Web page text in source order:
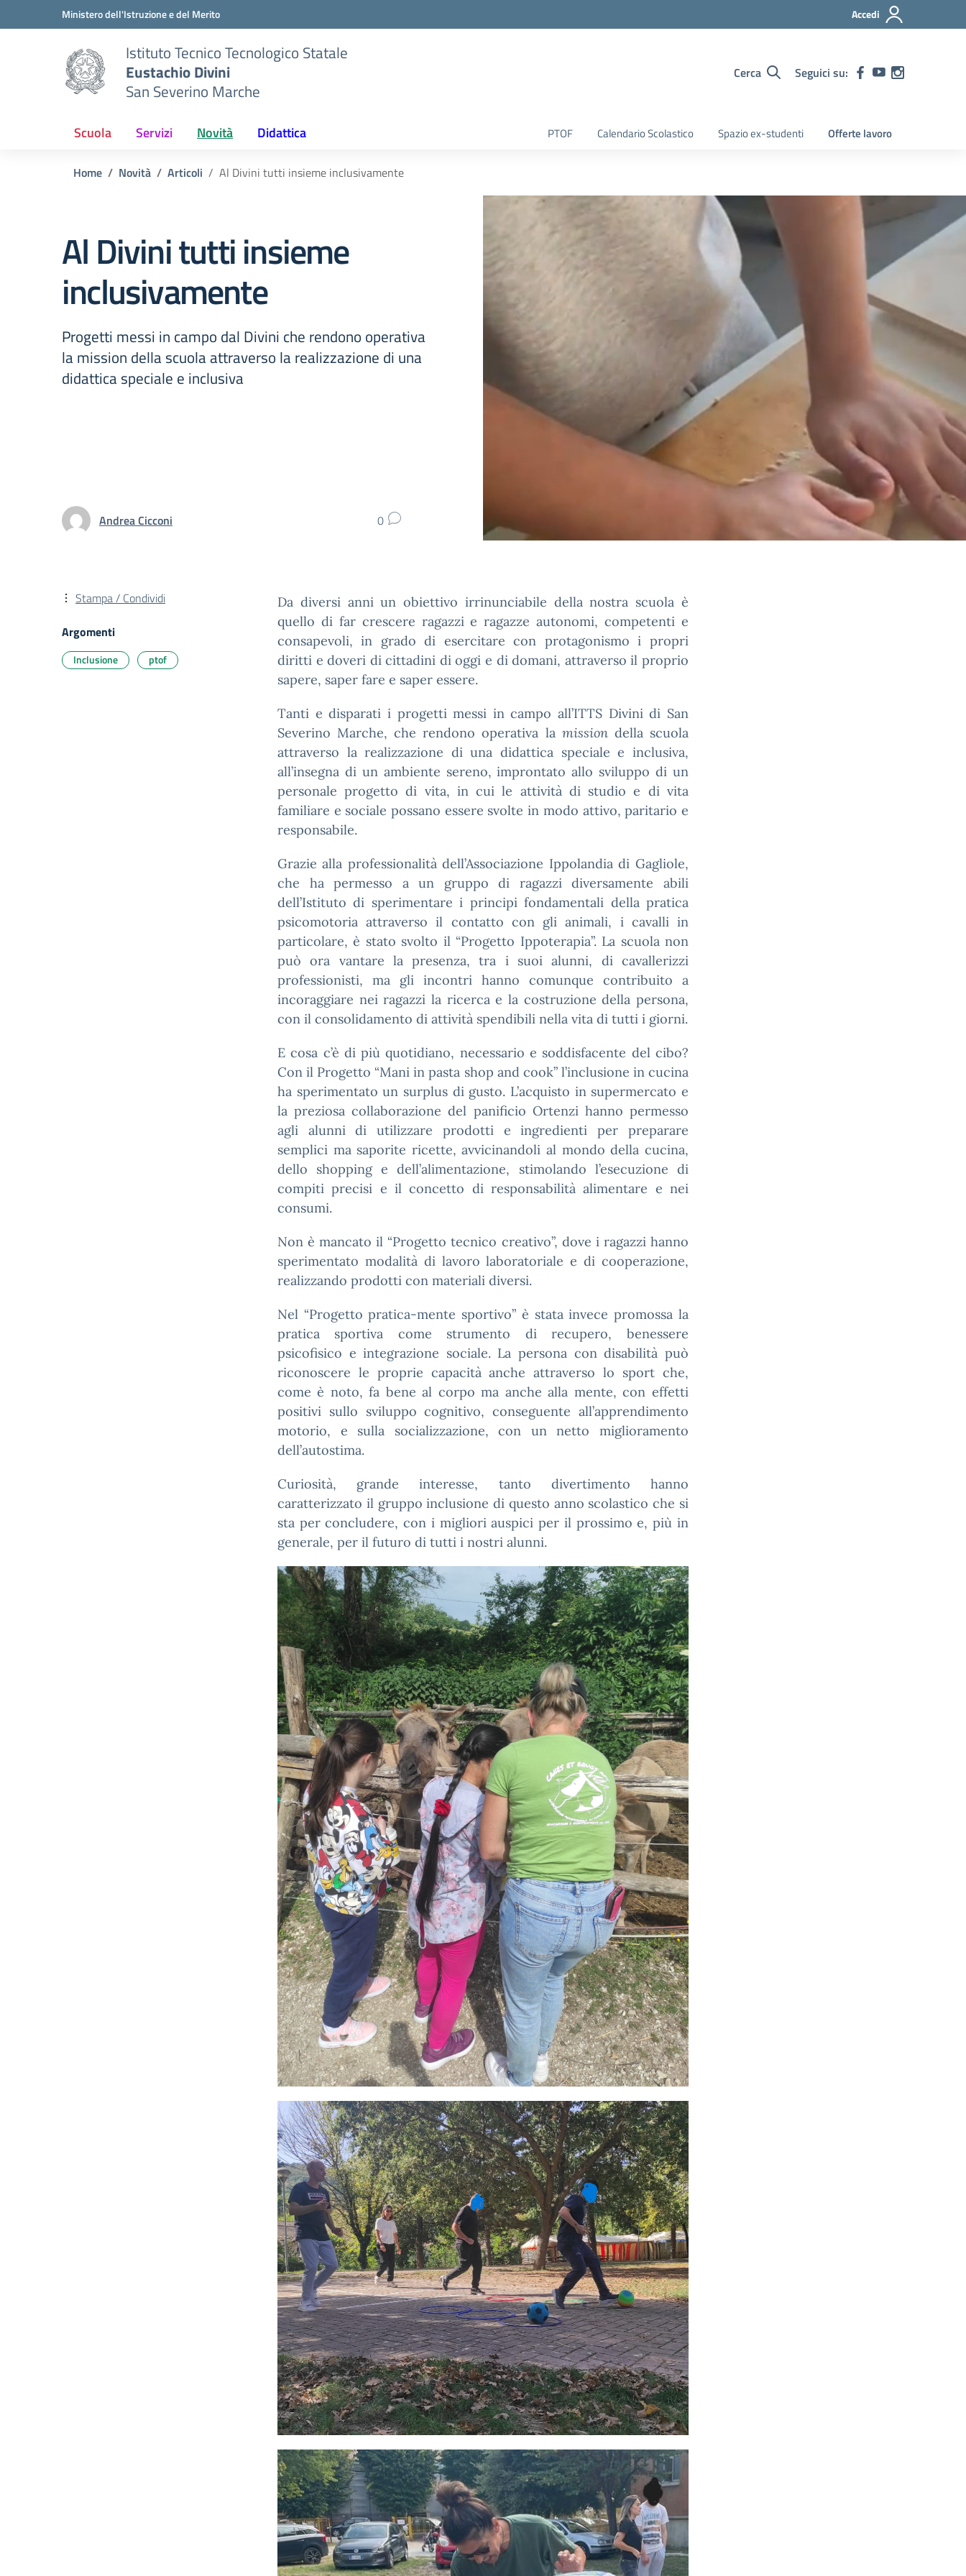
Vai ai contenuti
Vai al menu di navigazioneMinistero dell'Istruzione e del Merito Accedi
Istituto Tecnico Tecnologico Statale
Eustachio Divini
San Severino Marche
Cerca Seguici su:
Scuola Servizi Novità Didattica PTOF Calendario Scolastico Spazio ex-studenti Offerte lavoro
Home Novità Articoli Al Divini tutti insieme inclusivamente
Al Divini tutti insieme
inclusivamente
Progetti messi in campo dal Divini che rendono operativa
la mission della scuola attraverso la realizzazione di una
didattica speciale e inclusiva
Andrea Cicconi 0
Da diversi anni un obiettivo irrinunciabile della nostra scuola è
quello di far crescere ragazzi e ragazze autonomi, competenti e
consapevoli, in grado di esercitare con protagonismo i propri
diritti e doveri di cittadini di oggi e di domani, attraverso il proprio
sapere, saper fare e saper essere.
Tanti e disparati i progetti messi in campo all’ITTS Divini di San
Severino Marche, che rendono operativa la missiondella scuola
attraverso la realizzazione di una didattica speciale e inclusiva,
all’insegna di un ambiente sereno, improntato allo sviluppo di un
personale progetto di vita, in cui le attività di studio e di vita
familiare e sociale possano essere svolte in modo attivo, paritario e
responsabile.
Grazie alla professionalità dell’Associazione Ippolandia di Gagliole,
che ha permesso a un gruppo di ragazzi diversamente abili
dell’Istituto di sperimentare i principi fondamentali della pratica
psicomotoria attraverso il contatto con gli animali, i cavalli in
particolare, è stato svolto il “Progetto Ippoterapia”. La scuola non
può ora vantare la presenza, tra i suoi alunni, di cavallerizzi
professionisti, ma gli incontri hanno comunque contribuito a
incoraggiare nei ragazzi la ricerca e la costruzione della persona,
con il consolidamento di attività spendibili nella vita di tutti i giorni.
E cosa c’è di più quotidiano, necessario e soddisfacente del cibo?
Con il Progetto “Mani in pasta shop and cook” l’inclusione in cucina
ha sperimentato un surplus di gusto. L’acquisto in supermercato e
la preziosa collaborazione del panificio Ortenzi hanno permesso
agli alunni di utilizzare prodotti e ingredienti per preparare
semplici ma saporite ricette, avvicinandoli al mondo della cucina,
dello shopping e dell’alimentazione, stimolando l’esecuzione di
compiti precisi e il concetto di responsabilità alimentare e nei
consumi.
Non è mancato il “Progetto tecnico creativo”, dove i ragazzi hanno
sperimentato modalità di lavoro laboratoriale e di cooperazione,
realizzando prodotti con materiali diversi.
Nel “Progetto pratica-mente sportivo” è stata invece promossa la
pratica sportiva come strumento di recupero, benessere
psicofisico e integrazione sociale. La persona con disabilità può
riconoscere le proprie capacità anche attraverso lo sport che,
come è noto, fa bene al corpo ma anche alla mente, con effetti
positivi sullo sviluppo cognitivo, conseguente all’apprendimento
motorio, e sulla socializzazione, con un netto miglioramento
dell’autostima.
Curiosità, grande interesse, tanto divertimento hanno
caratterizzato il gruppo inclusione di questo anno scolastico che si
sta per concludere, con i migliori auspici per il prossimo e, più in
generale, per il futuro di tutti i nostri alunni.
Stampa / Condividi
Argomenti
Inclusione ptof